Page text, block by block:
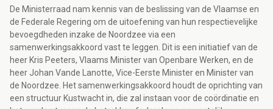
De Ministerraad nam kennis van de beslissing van de Vlaamse en
de Federale Regering om de uitoefening van hun respectievelijke
bevoegdheden inzake de Noordzee via een
samenwerkingsakkoord vast te leggen. Dit is een initiatief van de
heer Kris Peeters, Vlaams Minister van Openbare Werken, en de
heer Johan Vande Lanotte, Vice-Eerste Minister en Minister van
de Noordzee. Het samenwerkingsakkoord houdt de oprichting van
een structuur Kustwacht in, die zal instaan voor de coördinatie en